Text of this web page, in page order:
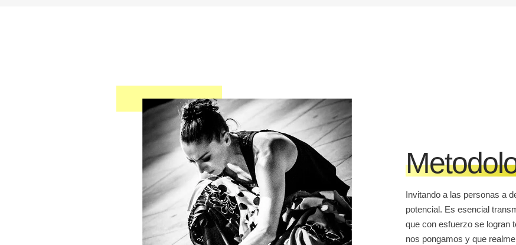
Invitando a las personas a
potencial. Es esencial
que con esfuerzo se logran
nos pongamos y que